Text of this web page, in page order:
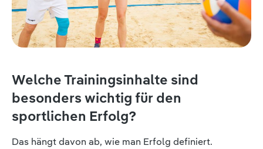
Welche Trainingsinhalte sind
besonders wichtig für den
sportlichen Erfolg?
Das hängt davon ab, wie man Erfolg definiert.